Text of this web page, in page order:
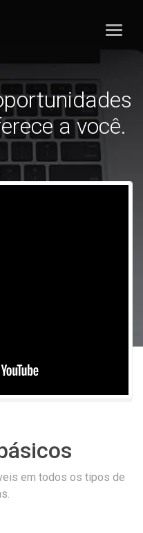
a você.
em todos os tipos de